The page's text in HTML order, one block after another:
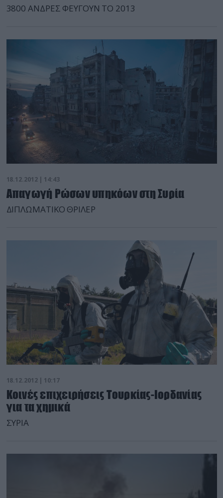
3800 ΑΝΔΡΕΣ ΦΕΥΓΟΥΝ ΤΟ 2013
18.12.2012 | 14:43
Απαγωγή Ρώσων υπηκόων στη Συρία
ΔΙΠΛΩΜΑΤΙΚΟ ΘΡΙΛΕΡ
18.12.2012 | 10:17
Κοινές επιχειρήσεις Τουρκίας-Ιορδανίας
για τα χημικά
ΣΥΡΙΑ